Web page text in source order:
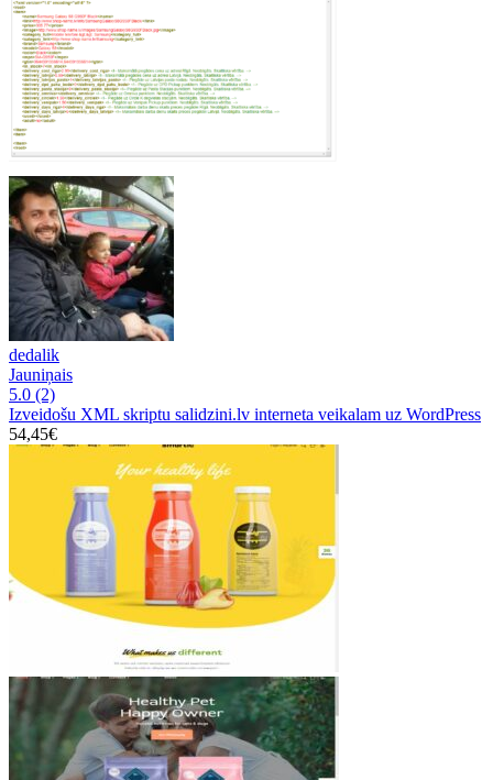
dedalik
Jauniņais
5.0 (2)
Izveidošu XML skriptu salidzini.lv interneta veikalam uz WordPress
54,45€